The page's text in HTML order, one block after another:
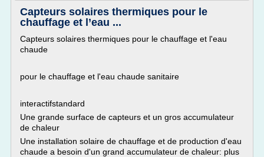
Capteurs solaires thermiques pour le
chauffage et l’eau ...
Capteurs solaires thermiques pour le chauffage et l'eau
chaude
pour le chauffage et l'eau chaude sanitaire
interactifstandard
Une grande surface de capteurs et un gros accumulateur
de chaleur
Une installation solaire de chauffage et de production d'eau
chaude a besoin d'un grand accumulateur de chaleur: plus